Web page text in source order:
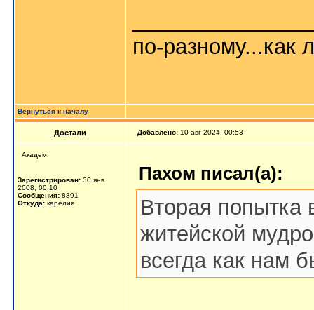
по-разному...как
Вернуться к началу
Достали Добавлено: 10 авг 2024, 00:53
Академ.
Зарегистрирован: 30 янв
2008, 00:10
Сообщения: 8891
Откуда: карелия
Пахом писал(а):
Вторая попытка
житейской
всегда как нам